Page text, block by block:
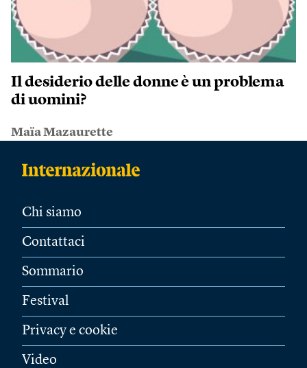
Il desiderio delle donne è un problema
di uomini?
Maïa Mazaurette
Chi siamo
Contattaci
Sommario
Festival
Privacy e cookie
Video